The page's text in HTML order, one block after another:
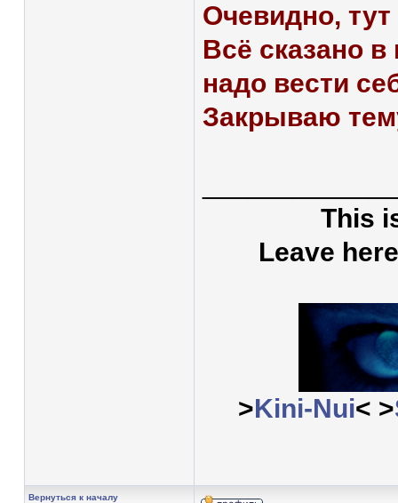
Очевидно,
Всё сказано
надо вести
Закрываю
This
Leave
>Kini-Nui< >
Вернуться к началу